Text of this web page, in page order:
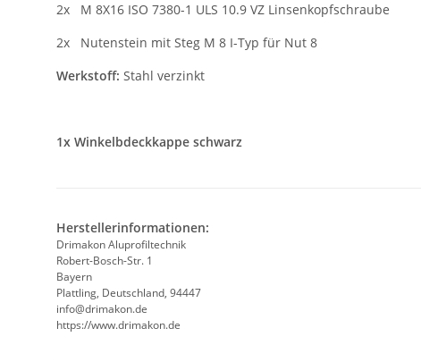
2x M 8X16 ISO 7380-1 ULS 10.9 VZ Linsenkopfschraube
2x Nutenstein mit Steg M 8 I-Typ für Nut 8
Werkstoff: Stahl verzinkt
1x Winkelbdeckkappe schwarz
Herstellerinformationen:
Drimakon Aluprofiltechnik
Robert-Bosch-Str. 1
Bayern
Plattling, Deutschland, 94447
info@drimakon.de
https://www.drimakon.de